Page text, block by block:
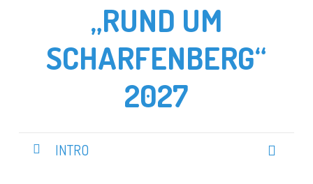
„RUND UM
SCHARFENBERG“
2027
INTRO